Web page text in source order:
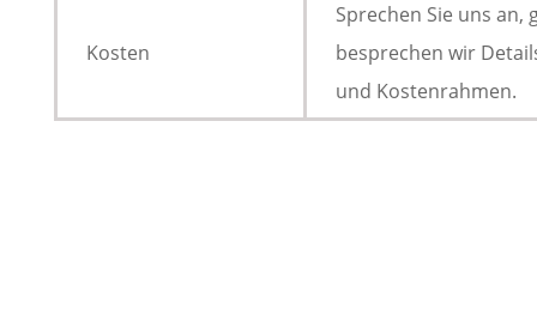
Kosten
Sprechen Sie uns an,
besprechen wir
und Kostenrahmen.